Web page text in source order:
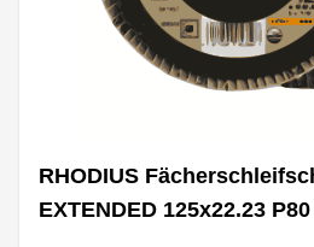
RHODIUS
EXTENDED 125x22.23